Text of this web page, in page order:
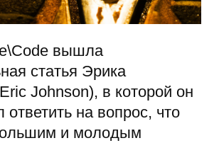
вышла
статья Эрика
Johnson), в которой он
ответить на вопрос, что
и молодым